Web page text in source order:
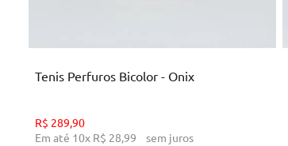
Tenis Perfuros Bicolor - Onix
R$ 289,90
Em até 10x R$ 28,99 sem juros